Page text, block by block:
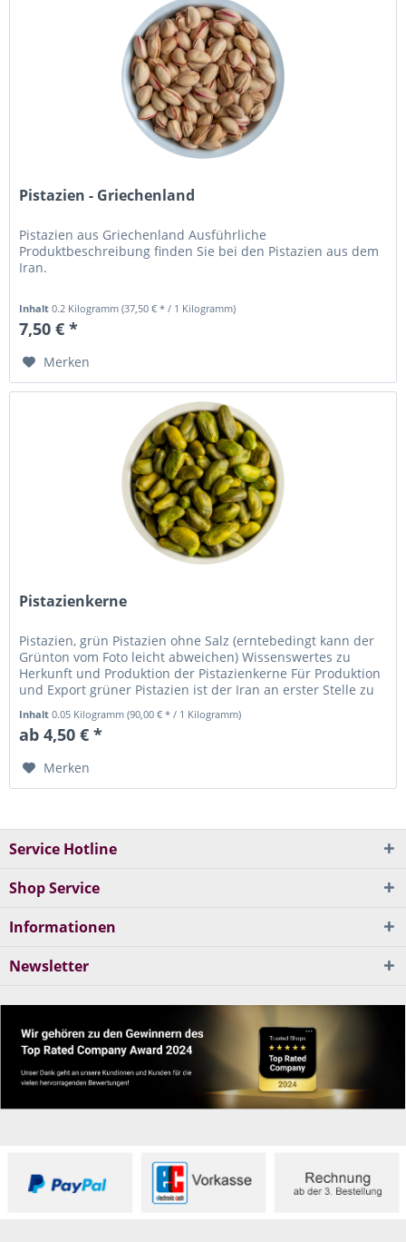
Pistazien - Griechenland
Pistazien aus Griechenland Ausführliche
Produktbeschreibung finden Sie bei den Pistazien aus dem
Iran.
Inhalt0.2 Kilogramm(37,50 € * / 1 Kilogramm)
7,50 € *
Merken
Pistazienkerne
Pistazien, grün Pistazien ohne Salz (erntebedingt kann der
Grünton vom Foto leicht abweichen) Wissenswertes zu
Herkunft und Produktion der Pistazienkerne Für Produktion
und Export grüner Pistazien ist der Iran an erster Stelle zu
Inhalt0.05 Kilogramm(90,00 € * / 1 Kilogramm)
ab 4,50 € *
Merken
Service Hotline
Shop Service
Informationen
Newsletter